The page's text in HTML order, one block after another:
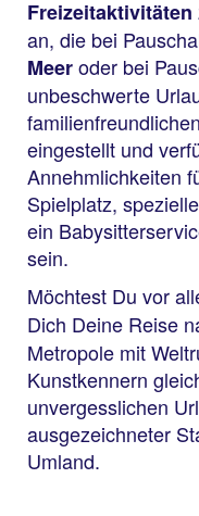
Freizeitaktivitäten
an, die bei
Meeroder bei
unbeschwerte
eingestellt und
Annehmlichkeiten
Spielplatz,
ein
sein.
Möchtest Du vor
Dich Deine Reise
Metropole mit
Kunstkennern
unvergesslichen
ausgezeichneter
Umland.